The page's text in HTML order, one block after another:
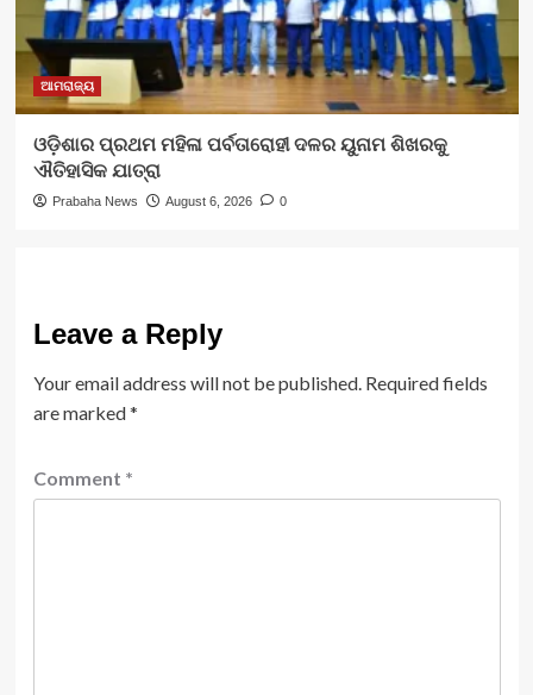
ଆମରାଜ୍ୟ
ଓଡ଼ିଶାର ପ୍ରଥମ ମହିଳା ପର୍ବତାରୋହୀ ଦଳର ୟୁନାମ ଶିଖରକୁ
ଐତିହାସିକ ଯାତ୍ରା
Prabaha News August 6, 2026 0
Leave a Reply
Your email address will not be published. Required fields
are marked*
Comment *